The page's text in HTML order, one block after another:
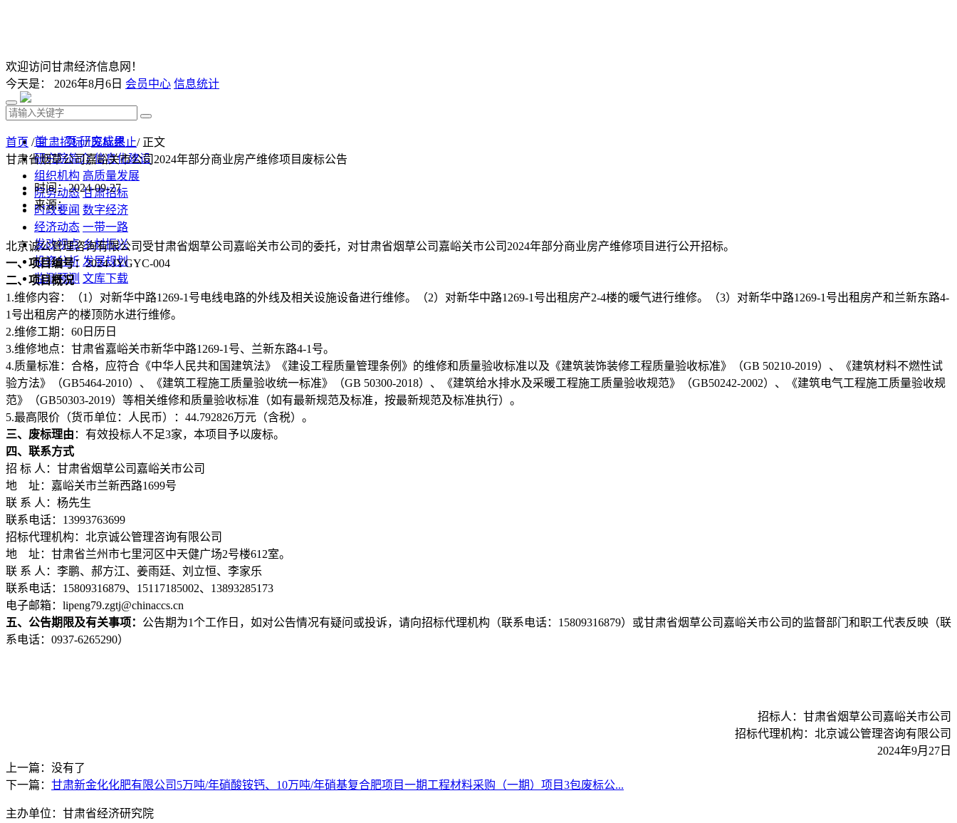
欢迎访问甘肃经济信息网！
今天是： 2026年8月6日 会员中心 信息统计
首 页 研究成果
研究院简介 信息化建设
组织机构 高质量发展
院务动态 甘肃招标
时政要闻 数字经济
经济动态 一带一路
发改视点 乡村振兴
投资分析 发展规划
监测预测 文库下载
首页 /甘肃招标/废标终止/ 正文
甘肃省烟草公司嘉峪关市公司2024年部分商业房产维修项目废标公告
时间：2024-09-27
来源：
北京诚公管理咨询有限公司受甘肃省烟草公司嘉峪关市公司 的委托，对甘肃省烟草公司嘉峪关市公司2024年部分商业房产维修项目进行公开招标。
一、项目编号：2024-JYGYC-004
二、项目概况
1.维修内容：（1）对新华中路1269-1号电线电路的外线及相关设施设备进行维修。（2）对新华中路1269-1号出租房产2-4楼的暖气进行维修。（3）对新华中路1269-1号出租房产和兰新东路4-
1号出租房产的楼顶防水进行维修。
2.维修工期：60日历日
3.维修地点：甘肃省嘉峪关市新华中路1269-1号、兰新东路4-1号。
4.质量标准：合格，应符合《中华人民共和国建筑法》《建设工程质量管理条例》的维修和质量验收标准以及《建筑装饰装修工程质量验收标准》（GB 50210-2019）、《建筑材料不燃性试
验方法》（GB5464-2010）、《建筑工程施工质量验收统一标准》（GB 50300-2018）、《建筑给水排水及采暖工程施工质量验收规范》（GB50242-2002）、《建筑电气工程施工质量验收规
范》（GB50303-2019）等相关维修和质量验收标准（如有最新规范及标准，按最新规范及标准执行）。
5.最高限价（货币单位：人民币）：44.792826万元（含税）。
三、 废标理由 ： 有效投标人不足3家，本项目予以废标。
四、 联系方式
招 标 人：甘肃省烟草公司嘉峪关市公司
地 址：嘉峪关市兰新西路1699号
联 系 人：杨先生
联系电话：13993763699
招标代理机构：北京诚公管理咨询有限公司
地 址：甘肃省兰州市七里河区中天健广场2号楼612室。
联 系 人：李鹏、郝方江、姜雨廷、刘立恒、李家乐
联系电话：15809316879、15117185002、13893285173
电子邮箱：lipeng79.zgtj@chinaccs.cn
五、公告期限及有关事项： 公告期为1个工作日，如对公告情况有疑问或投诉，请向招标代理机构（联系电话： 15809316879）或甘肃省烟草公司嘉峪关市公司 的监督部门和职工代表反映（联
系电话： 0937-6265290）
招标人： 甘肃省烟草公司嘉峪关市公司
招标代理机构：北京诚公管理咨询有限公司
2024年9月 27 日
上一篇：没有了
下一篇： 甘肃新金化化肥有限公司5万吨/年硝酸铵钙、10万吨/年硝基复合肥项目一期工程材料采购（一期）项目3包废标公...
主办单位：甘肃省经济研究院